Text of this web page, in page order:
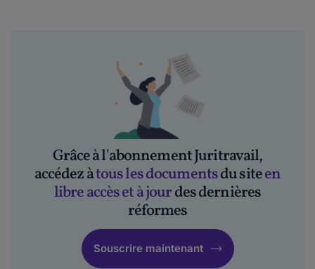
Grâce à l'abonnement Juritravail,
accédez àtous les documentsdu siteen
libre accès et à jourdes dernières
réformes
Souscrire maintenant